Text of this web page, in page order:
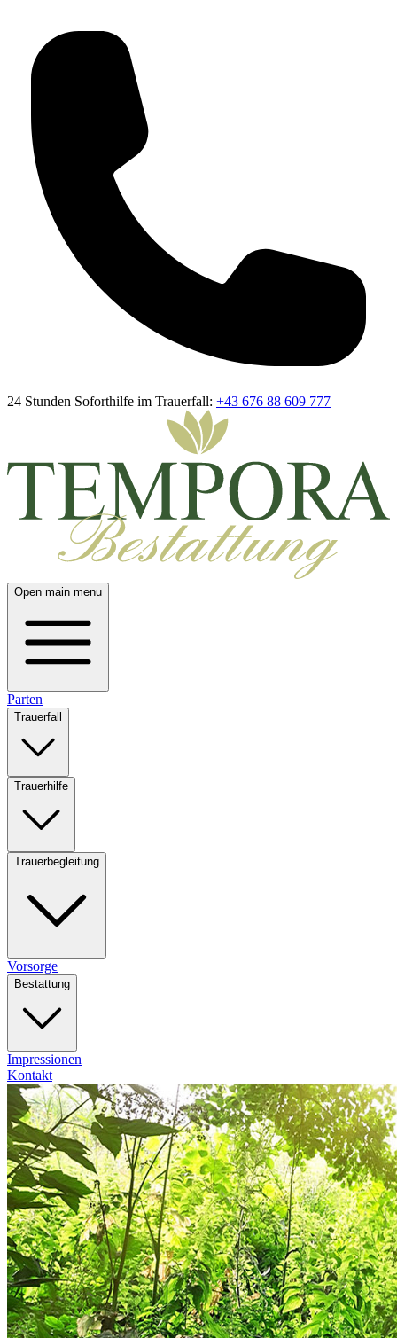
24 Stunden Soforthilfe im Trauerfall: +43 676 88 609 777
Open main menu
Parten
Trauerfall
Trauerhilfe
Trauerbegleitung
Vorsorge
Bestattung
Impressionen
Kontakt